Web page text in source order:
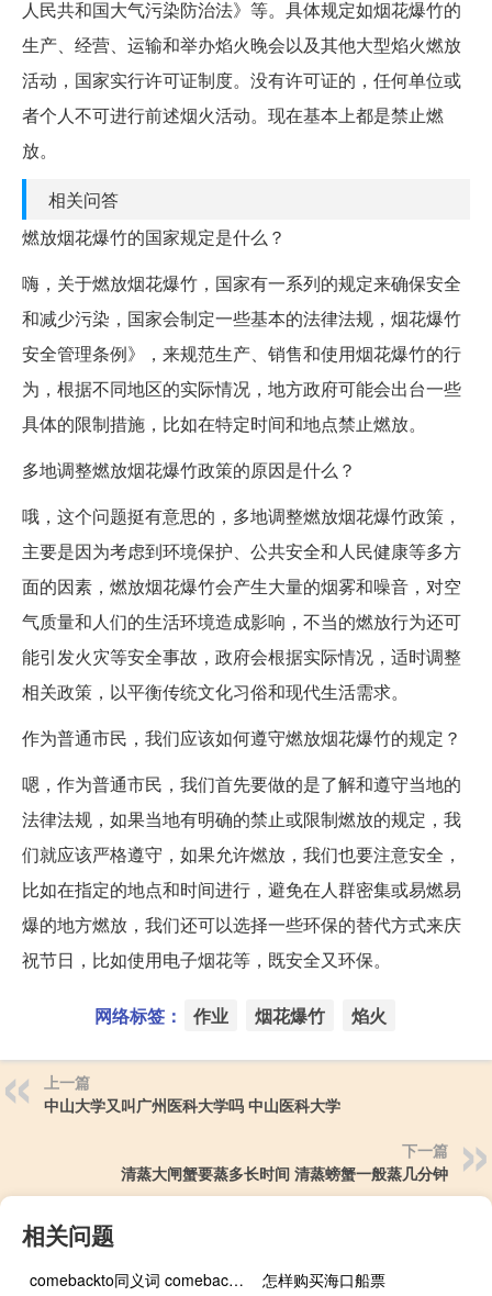
人民共和国大气污染防治法》等。具体规定如烟花爆竹的
生产、经营、运输和举办焰火晚会以及其他大型焰火燃放
活动，国家实行许可证制度。没有许可证的，任何单位或
者个人不可进行前述烟火活动。现在基本上都是禁止燃
放。
相关问答
燃放烟花爆竹的国家规定是什么？
嗨，关于燃放烟花爆竹，国家有一系列的规定来确保安全
和减少污染，国家会制定一些基本的法律法规，烟花爆竹
安全管理条例》，来规范生产、销售和使用烟花爆竹的行
为，根据不同地区的实际情况，地方政府可能会出台一些
具体的限制措施，比如在特定时间和地点禁止燃放。
多地调整燃放烟花爆竹政策的原因是什么？
哦，这个问题挺有意思的，多地调整燃放烟花爆竹政策，
主要是因为考虑到环境保护、公共安全和人民健康等多方
面的因素，燃放烟花爆竹会产生大量的烟雾和噪音，对空
气质量和人们的生活环境造成影响，不当的燃放行为还可
能引发火灾等安全事故，政府会根据实际情况，适时调整
相关政策，以平衡传统文化习俗和现代生活需求。
作为普通市民，我们应该如何遵守燃放烟花爆竹的规定？
嗯，作为普通市民，我们首先要做的是了解和遵守当地的
法律法规，如果当地有明确的禁止或限制燃放的规定，我
们就应该严格遵守，如果允许燃放，我们也要注意安全，
比如在指定的地点和时间进行，避免在人群密集或易燃易
爆的地方燃放，我们还可以选择一些环保的替代方式来庆
祝节日，比如使用电子烟花等，既安全又环保。
网络标签： 作业 烟花爆竹 焰火
上一篇
中山大学又叫广州医科大学吗 中山医科大学
下一篇
清蒸大闸蟹要蒸多长时间 清蒸螃蟹一般蒸几分钟
相关问题
comebackto同义词 comebacktome
怎样购买海口船票